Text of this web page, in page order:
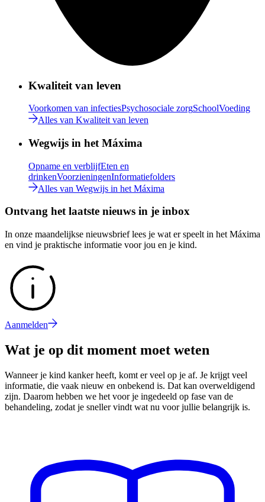
Kwaliteit van leven
Voorkomen van infectiesPsychosociale zorgSchoolVoeding
Alles van Kwaliteit van leven
Wegwijs in het Máxima
Opname en verblijfEten en
drinkenVoorzieningenInformatiefolders
Alles van Wegwijs in het Máxima
Ontvang het laatste nieuws in je inbox
In onze maandelijkse nieuwsbrief lees je wat er speelt in het Máxima
en vind je praktische informatie voor jou en je kind.
Aanmelden
Wat je op dit moment moet weten
Wanneer je kind kanker heeft, komt er veel op je af. Je krijgt veel
informatie, die vaak nieuw en onbekend is. Dat kan overweldigend
zijn. Daarom hebben we het voor je ingedeeld op fase van de
behandeling, zodat je sneller vindt wat nu voor jullie belangrijk is.